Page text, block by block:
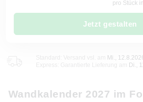
pro Stück
Jetzt gestalten
Mi.,
Express: Garantierte Lieferung am
Di.,
Wandkalender 2027 im